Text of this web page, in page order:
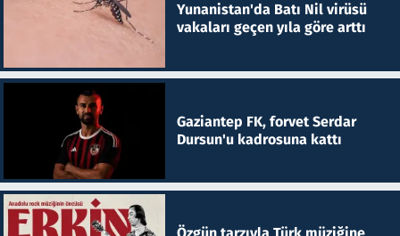
Yunanistan'da Batı Nil virüsü
vakaları geçen yıla göre arttı
Gaziantep FK, forvet Serdar
Dursun'u kadrosuna kattı